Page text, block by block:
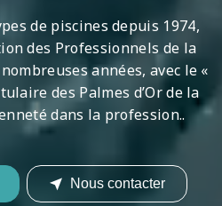
de piscines depuis 1974,
des Professionnels de la
années, avec le «
des Palmes d’Or de la
dans la profession..
Nous contacter